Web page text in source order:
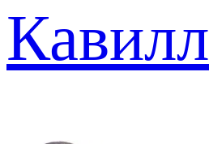
Кавилл